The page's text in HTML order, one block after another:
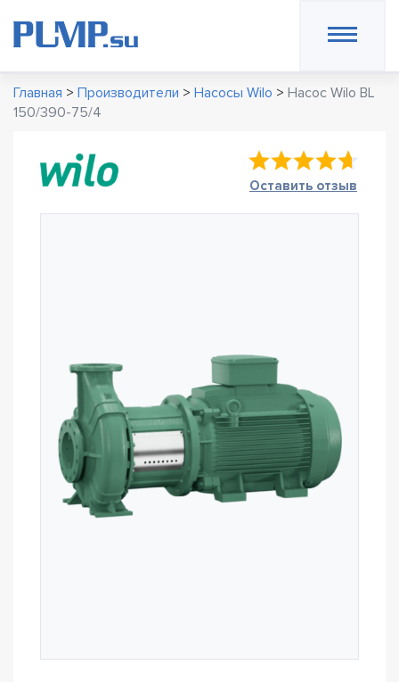
Главная > Производители > Насосы Wilo > Насос Wilo BL
150/390-75/4
Оставить отзыв